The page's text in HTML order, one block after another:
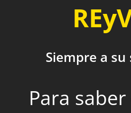
Siempre a su
Para